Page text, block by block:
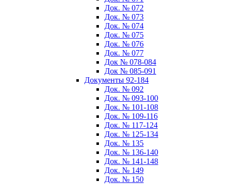
Док. № 072
Док. № 073
Док. № 074
Док. № 075
Док. № 076
Док. № 077
Док № 078-084
Док № 085-091
Документы 92-184
Док. № 092
Док. № 093-100
Док. № 101-108
Док. № 109-116
Док. № 117-124
Док. № 125-134
Док. № 135
Док. № 136-140
Док. № 141-148
Док. № 149
Док. № 150